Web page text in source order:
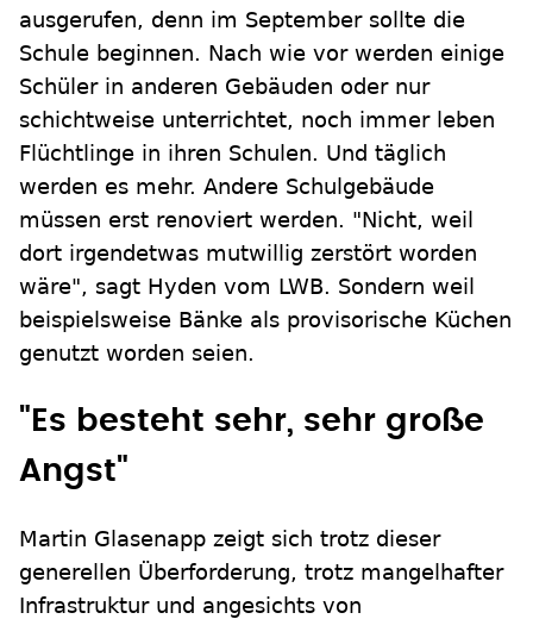
ausgerufen, denn im September sollte die
Schule beginnen. Nach wie vor werden einige
Schüler in anderen Gebäuden oder nur
schichtweise unterrichtet, noch immer leben
Flüchtlinge in ihren Schulen. Und täglich
werden es mehr. Andere Schulgebäude
müssen erst renoviert werden. "Nicht, weil
dort irgendetwas mutwillig zerstört worden
wäre", sagt Hyden vom LWB. Sondern weil
beispielsweise Bänke als provisorische Küchen
genutzt worden seien.
"Es besteht sehr, sehr große
Angst"
Martin Glasenapp zeigt sich trotz dieser
generellen Überforderung, trotz mangelhafter
Infrastruktur und angesichts von